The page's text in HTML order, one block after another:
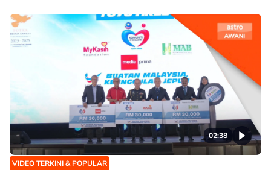
02:38
VIDEO TERKINI & POPULAR